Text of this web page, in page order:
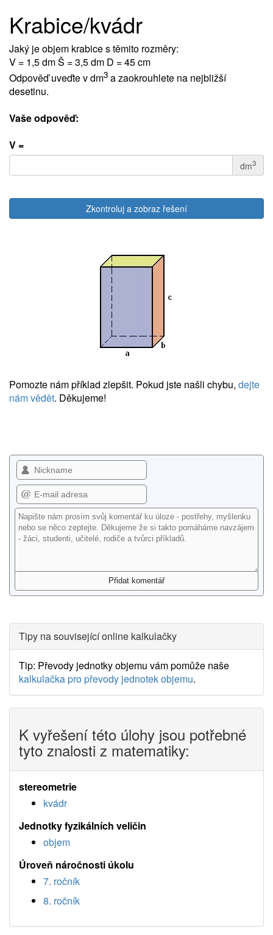
Krabice/kvádr
Jaký je objem krabice s těmito rozměry:
V = 1,5 dm Š = 3,5 dm D = 45 cm
Odpověď uveďte v dm3 a zaokrouhlete na nejbližší
desetinu.
Vaše odpověď:
V =
dm3
Zkontroluj a zobraz řešení
Pomozte nám příklad zlepšit. Pokud jste našli chybu, dejte
nám vědět. Děkujeme!
Tipy na související online kalkulačky
Tip: Převody jednotky objemu vám pomůže naše
kalkulačka pro převody jednotek objemu.
K vyřešení této úlohy jsou potřebné
tyto znalosti z matematiky:
stereometrie
kvádr
Jednotky fyzikálních veličin
objem
Úroveň náročnosti úkolu
7. ročník
8. ročník